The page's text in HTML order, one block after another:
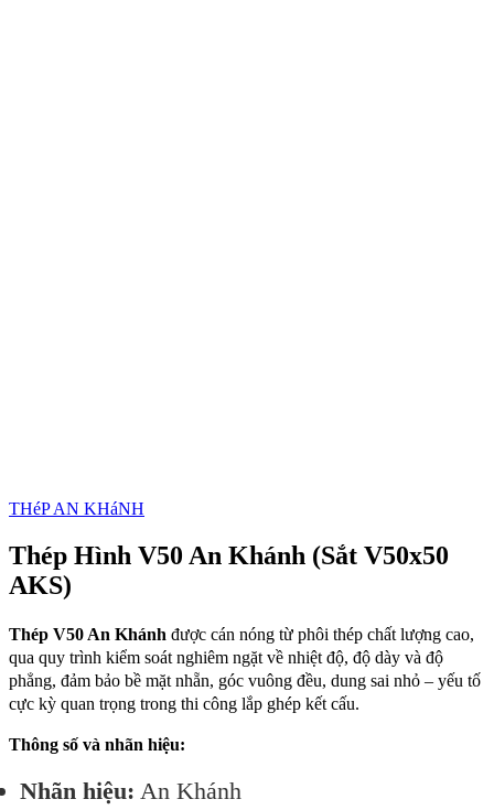
THéP AN KHáNH
Thép Hình V50 An Khánh (Sắt V50x50
AKS)
Thép V50 An Khánh được cán nóng từ phôi thép chất lượng cao,
qua quy trình kiểm soát nghiêm ngặt về nhiệt độ, độ dày và độ
phẳng, đảm bảo bề mặt nhẵn, góc vuông đều, dung sai nhỏ – yếu tố
cực kỳ quan trọng trong thi công lắp ghép kết cấu.
Thông số và nhãn hiệu:
Nhãn hiệu: An Khánh